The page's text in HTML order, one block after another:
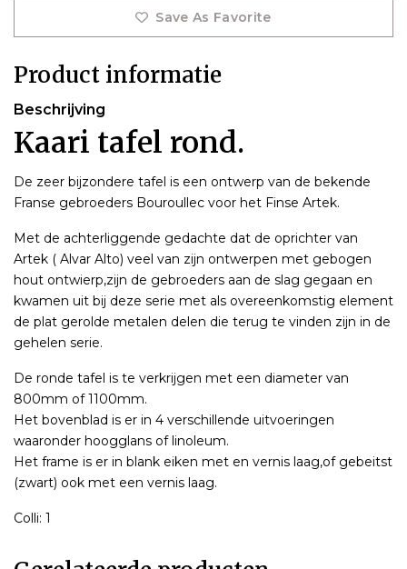
Save As Favorite
Product informatie
Beschrijving
Kaari tafel rond.
De zeer bijzondere tafel is een ontwerp van de bekende
Franse gebroeders Bouroullec voor het Finse Artek.
Met de achterliggende gedachte dat de oprichter van
Artek ( Alvar Alto) veel van zijn ontwerpen met gebogen
hout ontwierp,zijn de gebroeders aan de slag gegaan en
kwamen uit bij deze serie met als overeenkomstig element
de plat gerolde metalen delen die terug te vinden zijn in de
gehelen serie.
De ronde tafel is te verkrijgen met een diameter van
800mm of 1100mm.
Het bovenblad is er in 4 verschillende uitvoeringen
waaronder hoogglans of linoleum.
Het frame is er in blank eiken met en vernis laag,of gebeitst
(zwart) ook met een vernis laag.
Colli: 1